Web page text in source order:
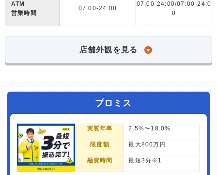
ATM
営業時間
07:00-24:00
07:00-24:00/07:00-24:0
0
店舗外観を見る
プロミス
実質年率 2.5%〜18.0%
限度額 最大800万円
融資時間 最短3分※1